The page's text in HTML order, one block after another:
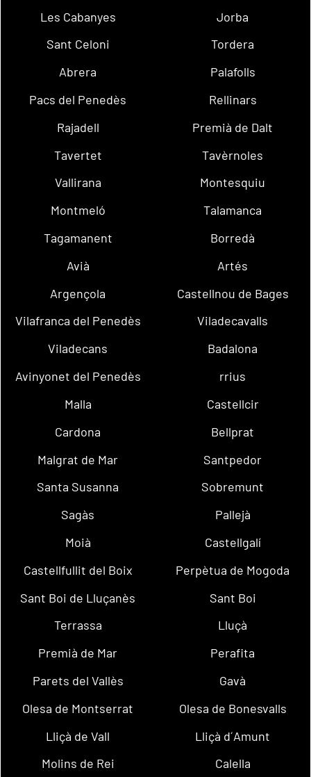
Les Cabanyes
Jorba
Sant Celoni
Tordera
Abrera
Palafolls
Pacs del Penedès
Rellinars
Rajadell
Premià de Dalt
Tavertet
Tavèrnoles
Vallirana
Montesquiu
Montmeló
Talamanca
Tagamanent
Borredà
Avià
Artés
Argençola
Castellnou de Bages
Vilafranca del Penedès
Viladecavalls
Viladecans
Badalona
Avinyonet del Penedès
rrius
Malla
Castellcir
Cardona
Bellprat
Malgrat de Mar
Santpedor
Santa Susanna
Sobremunt
Sagàs
Pallejà
Moià
Castellgalí
Castellfullit del Boix
Perpètua de Mogoda
Sant Boi de Lluçanès
Sant Boi
Terrassa
Lluçà
Premià de Mar
Perafita
Parets del Vallès
Gavà
Olesa de Montserrat
Olesa de Bonesvalls
Lliçà de Vall
Lliçà d´Amunt
Molins de Rei
Calella